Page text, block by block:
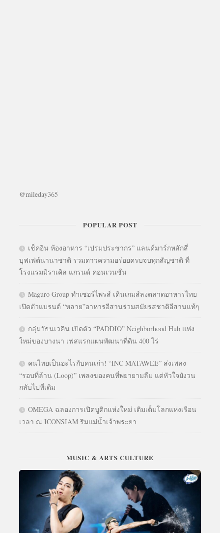
@mileday365
POPULAR POST
เช็คอิน ห้องอาหาร “เปรมประชากร” แลนด์มาร์กหลักสี่
บุฟเฟ่ต์นานาชาติ รวมดาวความอร่อยครบจบทุกสัญชาติ ที่
โรงแรมมิราเคิล แกรนด์ คอนเวนชั่น
Maguro Group ทำเซอร์ไพรส์ เดินเกมส์ลงตลาดอาหารไทย
เปิดตัวแบรนด์ “หลาย”อาหารอีสานร่วมสมัยรสชาติอีสานแท้ๆ
กลุ่มวัธนเวคิน เปิดตัว “PADDIO” Neighborhood Hub แห่ง
ใหม่ของบางนา เฟสแรกแผนพัฒนาที่ดิน 400 ไร่
คนไทยเป็นอะไรกับคนเก่า! “INC MATAWEE” ส่งเพลง
“รอบที่ล้าน (Loop)” เพลงของคนที่พยายามลืม แต่หัวใจยังวน
กลับไปที่เดิม
OMEGA ฉลองการเปิดบูติกแห่งใหม่ เติมเต็มโลกแห่งเรือน
เวลา ณ ICONSIAM ริมแม่น้ำเจ้าพระยา
MUSIC & ARTS CULTURE